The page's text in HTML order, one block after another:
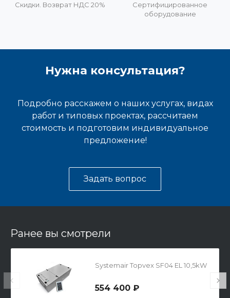
Скидки. Возврат НДС 20%
Сертифицированное
оборудование
Нужна консультация?
Подробно расскажем о наших услугах, видах
работ и типовых проектах, рассчитаем
стоимость и подготовим индивидуальное
предложение!
Задать вопрос
Ранее вы смотрели
Systemair Topvex SF04 EL 10,5kW
554 400 ₽